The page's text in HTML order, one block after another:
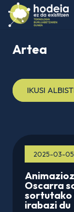
Artea
IKUSI
2025-03-05
Oscarra
sortutako
irabazi du